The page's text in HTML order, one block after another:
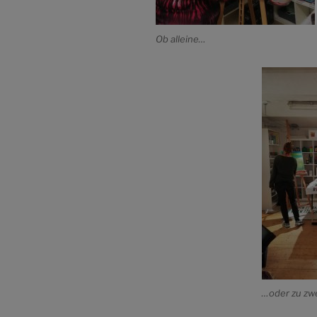
Ob alleine…
…oder zu